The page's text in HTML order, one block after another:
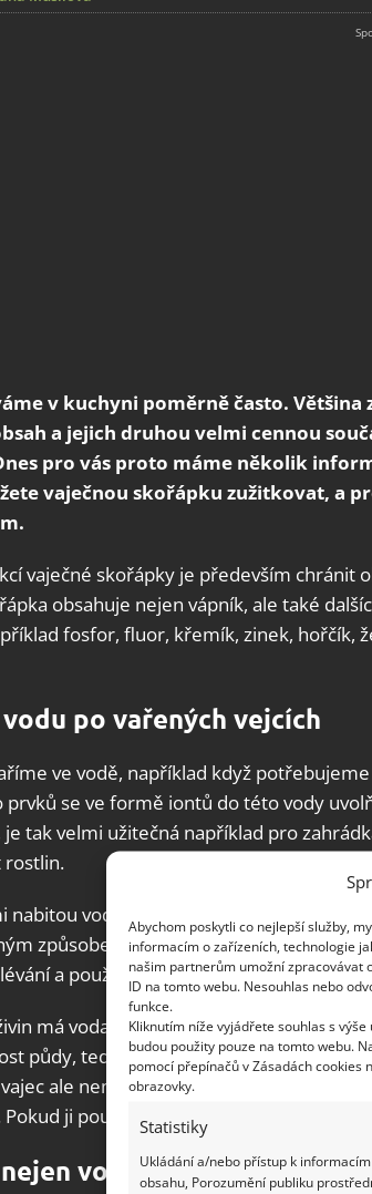
Abychom poskytli co nejlepší služby,
informacím o zařízeních, technologie
našim partnerům umožní zpracovávat
ID na tomto webu. Nesouhlas nebo
funkce.
Kliknutím níže vyjádřete souhlas s
budou použity pouze na tomto webu.
pomocí přepínačů v Zásadách cookies
obrazovky.
Statistiky
Ukládání a/nebo přístup k
obsahu, Porozumění publiku
v kuchyni poměrně často. Většina
a jejich druhou velmi cennou
pro vás proto máme několik
vaječnou skořápku zužitkovat, a
vaječné skořápky je především chránit
obsahuje nejen vápník, ale také
fosfor, fluor, křemík, zinek, hořčík,
po vařených vejcích
ve vodě, například když
prvků se ve formě iontů do této vody
je tak velmi užitečná například pro
rostlin.
nabitou vodu správně použít? Po uvaření
způsobem vychladnout. Následně ji
a použijte obvyklým způsobem.
má voda z vajec ještě další výhodu,
půdy, tedy v rozmezí 5,5 až 6,5 pH,
ale nemusíte používat jen k zalévání,
ji použijete na sazeničky, budou
vodu, ale i vlastní